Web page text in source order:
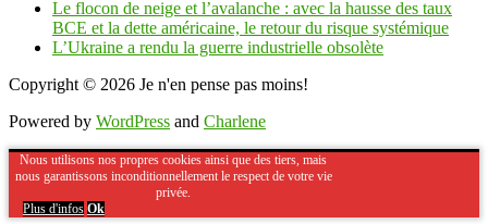
Le flocon de neige et l’avalanche : avec la hausse des taux
BCE et la dette américaine, le retour du risque systémique
L’Ukraine a rendu la guerre industrielle obsolète
Copyright © 2026 Je n'en pense pas moins!
Powered by WordPress and Charlene
Nous utilisons nos propres cookies ainsi que des tiers, mais
nous garantissons inconditionnellement le respect de votre vie
privée.
Plus d'infos Ok